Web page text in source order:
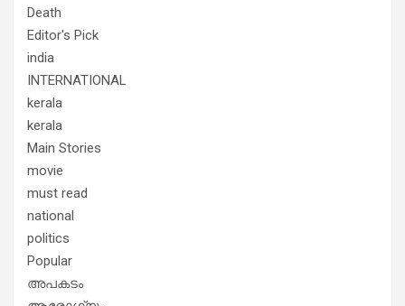
Death
Editor's Pick
india
INTERNATIONAL
kerala
kerala
Main Stories
movie
must read
national
politics
Popular
അപകടം